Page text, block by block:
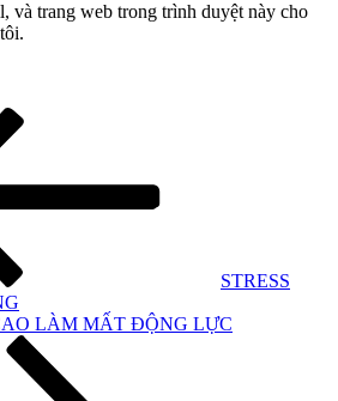
và trang web trong trình duyệt này cho
STRESS
LÀM MẤT ĐỘNG LỰC